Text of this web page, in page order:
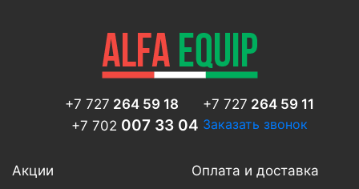
+7 727 264 59 18 +7 727 264 59 11
+7 702 007 33 04 Заказать звонок
Акции
Оплата и доставка